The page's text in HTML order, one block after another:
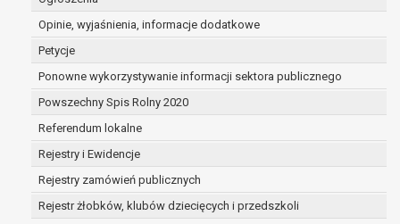
Opinie, wyjaśnienia, informacje dodatkowe
Petycje
Ponowne wykorzystywanie informacji sektora publicznego
Powszechny Spis Rolny 2020
Referendum lokalne
Rejestry i Ewidencje
Rejestry zamówień publicznych
Rejestr żłobków, klubów dziecięcych i przedszkoli
dane są nieprawidłowe lub
niekompletne;
osobowych (tzw. prawo do bycia
zapomnianym) na podstawie art. 17 RODO,
w przypadku gdy:
dane nie są już niezbędne do celów,
sposób przetwarzane,
osoba, której dane dotyczą, wniosła
sprzeciw wobec przetwarzania